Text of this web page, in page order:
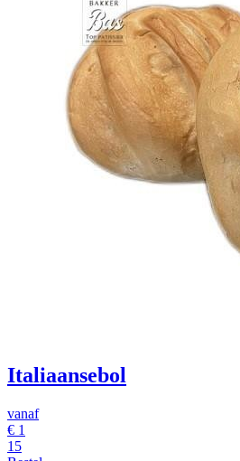
Italiaansebol
vanaf
€ 1
15